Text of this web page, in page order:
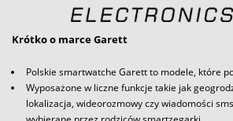
Krótko o marce Garett
Polskie smartwatche Garett to modele, które
Wyposażone w liczne funkcje takie jak
lokalizacja, wideorozmowy czy wiadomości